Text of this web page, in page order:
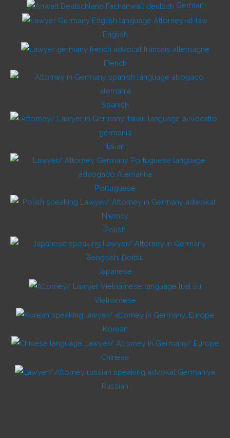
German
English
French
Spanish
Italian
Portuguese
Polish
Japanese
Vietnamese
Korean
Chinese
Russian